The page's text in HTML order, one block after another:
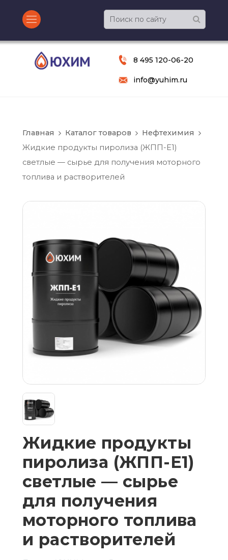
8 495 120-06-20
info@yuhim.ru
Главная Каталог товаров
Нефтехимия
Жидкие продукты пиролиза (ЖПП-Е1)
светлые — сырье для получения моторного
топлива и растворителей
Жидкие продукты
пиролиза (ЖПП-Е1)
светлые — сырье
для получения
моторного топлива
и растворителей